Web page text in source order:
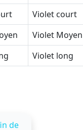
de
Violet court
Violet Moyen
Violet long